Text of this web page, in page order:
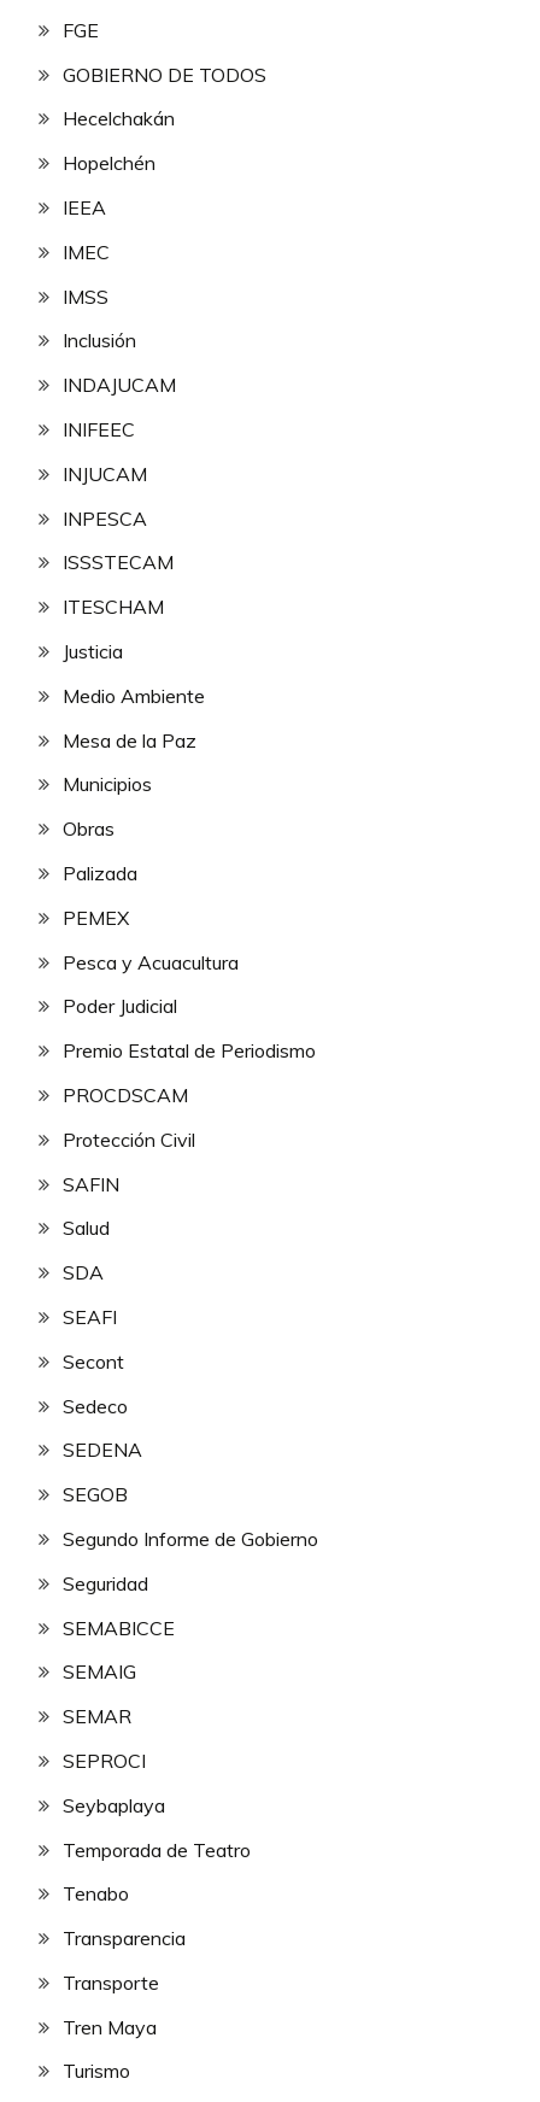
FGE
GOBIERNO DE TODOS
Hecelchakán
Hopelchén
IEEA
IMEC
IMSS
Inclusión
INDAJUCAM
INIFEEC
INJUCAM
INPESCA
ISSSTECAM
ITESCHAM
Justicia
Medio Ambiente
Mesa de la Paz
Municipios
Obras
Palizada
PEMEX
Pesca y Acuacultura
Poder Judicial
Premio Estatal de Periodismo
PROCDSCAM
Protección Civil
SAFIN
Salud
SDA
SEAFI
Secont
Sedeco
SEDENA
SEGOB
Segundo Informe de Gobierno
Seguridad
SEMABICCE
SEMAIG
SEMAR
SEPROCI
Seybaplaya
Temporada de Teatro
Tenabo
Transparencia
Transporte
Tren Maya
Turismo